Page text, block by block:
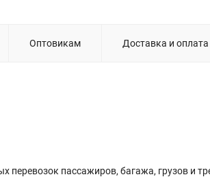
Оптовикам Доставка и оплата
пассажиров, багажа, грузов и